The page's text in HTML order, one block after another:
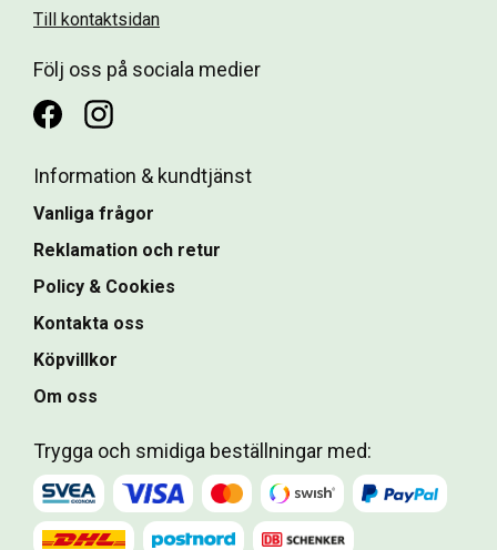
Till kontaktsidan
Följ oss på sociala medier
Information & kundtjänst
Vanliga frågor
Reklamation och retur
Policy & Cookies
Kontakta oss
Köpvillkor
Om oss
Trygga och smidiga beställningar med: